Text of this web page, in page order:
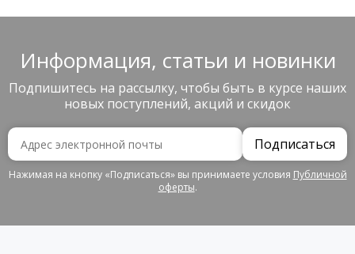
Информация, статьи и новинки
Подпишитесь на рассылку, чтобы быть в курсе наших
новых поступлений, акций и скидок
Подписаться
Нажимая на кнопку «Подписаться» вы принимаете условия Публичной
оферты.